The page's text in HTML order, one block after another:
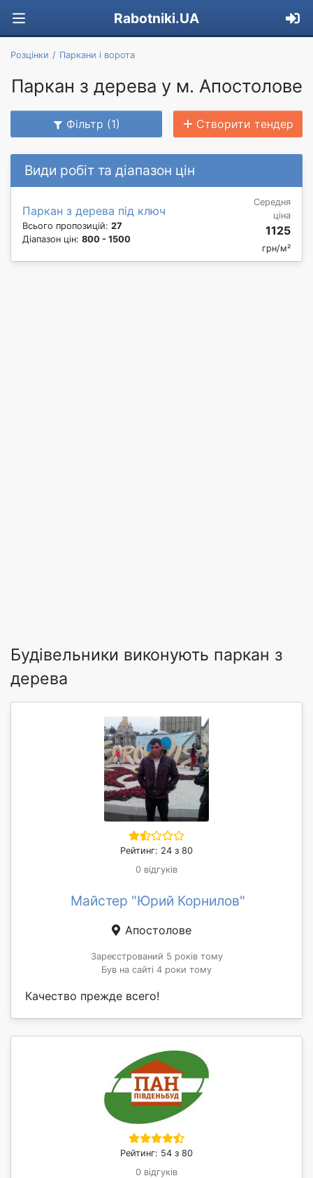
Rabotniki.UA
Розцінки Паркани і ворота
Паркан з дерева у м. Апостолове
Фільтр (1) Створити тендер
Види робіт та діапазон цін
Паркан з дерева під ключ
Всього пропозицій: 27
Діапазон цін: 800 - 1500
Середня
ціна
1125
грн/м²
Будівельники виконують паркан з
дерева
Рейтинг: 24 з 80
0 відгуків
Майстер "Юрий Корнилов"
Апостолове
Зареєстрований 5 років тому
Був на сайті 4 роки тому
Качество прежде всего!
Рейтинг: 54 з 80
0 відгуків